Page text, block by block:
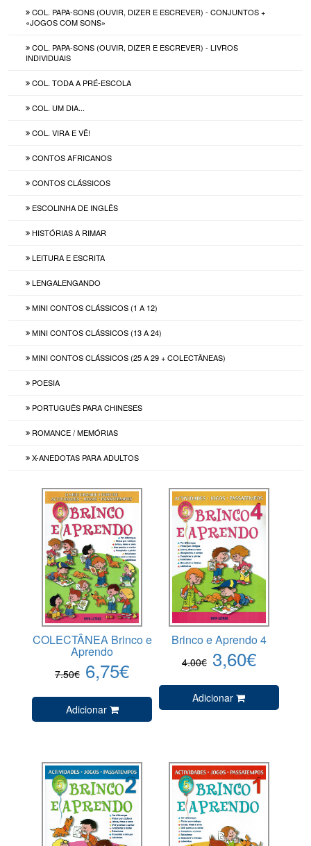
COL. PAPA-SONS (OUVIR, DIZER E ESCREVER) - CONJUNTOS +
«JOGOS COM SONS»
COL. PAPA-SONS (OUVIR, DIZER E ESCREVER) - LIVROS
INDIVIDUAIS
COL. TODA A PRÉ-ESCOLA
COL. UM DIA...
COL. VIRA E VÊ!
CONTOS AFRICANOS
CONTOS CLÁSSICOS
ESCOLINHA DE INGLÊS
HISTÓRIAS A RIMAR
LEITURA E ESCRITA
LENGALENGANDO
MINI CONTOS CLÁSSICOS (1 A 12)
MINI CONTOS CLÁSSICOS (13 A 24)
MINI CONTOS CLÁSSICOS (25 A 29 + COLECTÂNEAS)
POESIA
PORTUGUÊS PARA CHINESES
ROMANCE / MEMÓRIAS
X-ANEDOTAS PARA ADULTOS
COLECTÂNEA Brinco e
Aprendo
7.50€ 6,75€
Adicionar
Brinco e Aprendo 4
4.00€ 3,60€
Adicionar